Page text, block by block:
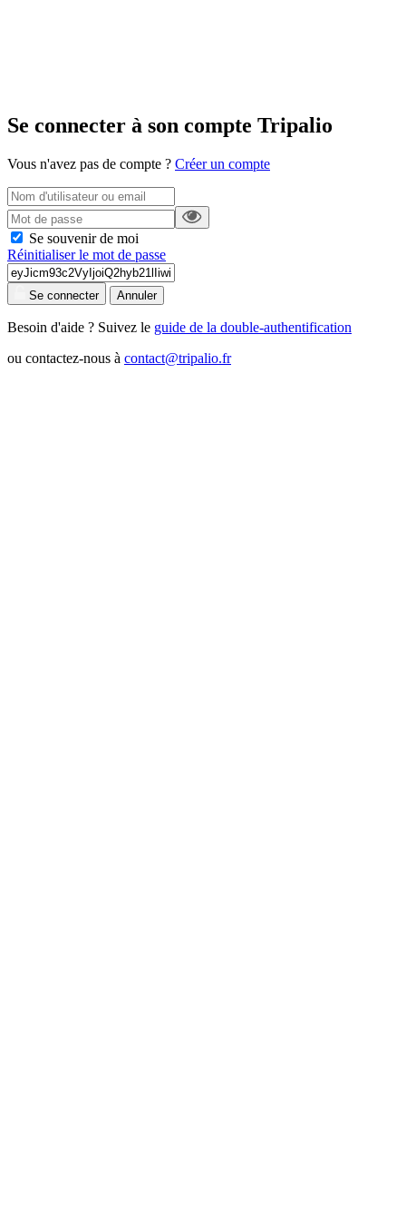
Se connecter à son compte Tripalio
Vous n'avez pas de compte ? Créer un compte
Se souvenir de moi
Réinitialiser le mot de passe
Se connecter Annuler
Besoin d'aide ? Suivez le guide de la double-authentification
ou contactez-nous à contact@tripalio.fr